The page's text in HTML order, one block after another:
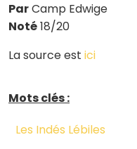
ParCamp Edwige
Noté18/20
La source est ici
Mots clés :
Les Indés Lébiles